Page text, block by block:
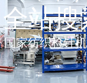
全站
国家纺织检针